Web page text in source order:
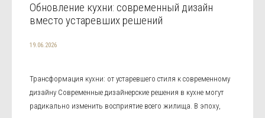
Обновление кухни: современный дизайн
вместо устаревших решений
19.06.2026
Трансформация кухни: от устаревшего стиля к современному
дизайну Современные дизайнерские решения в кухне могут
радикально изменить восприятие всего жилища. В эпоху,